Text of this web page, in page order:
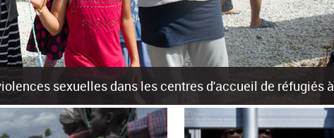
sexuelles dans les centres d'accueil de réfugiés
sur les îles grecques est source de violences et de harcèlement